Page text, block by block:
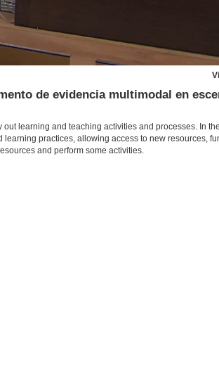
de evidencia multimodal en
learning and teaching activities and processes. In
practices, allowing access to new resources,
and perform some activities.